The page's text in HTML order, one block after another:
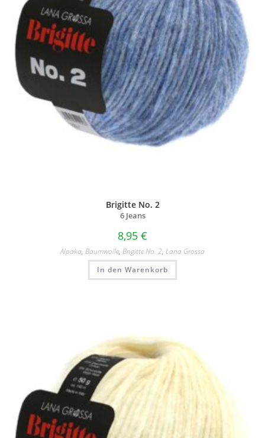
Brigitte No. 2
6 Jeans
8,95 €
Alpaka, Baumwolle, Brigitte No. 2, Lana Grossa
In den Warenkorb